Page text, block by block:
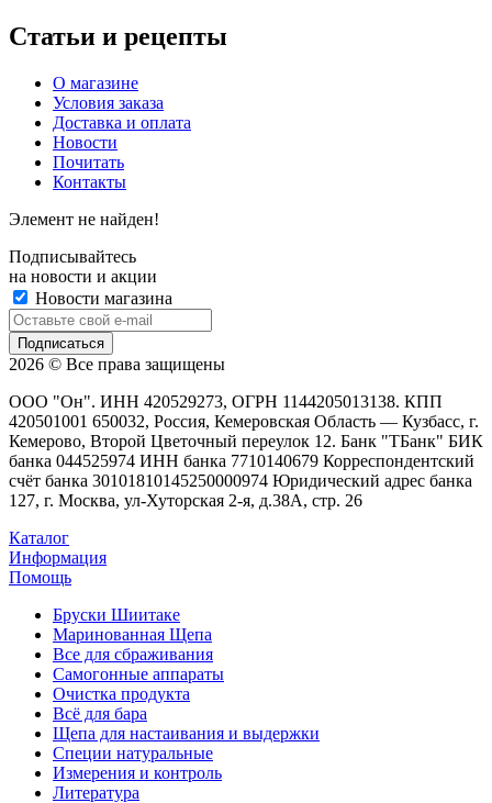
Статьи и рецепты
О магазине
Условия заказа
Доставка и оплата
Новости
Почитать
Контакты
Элемент не найден!
Подписывайтесь
на новости и акции
Новости магазина
2026 © Все права защищены
ООО "Он". ИНН 420529273, ОГРН 1144205013138. КПП
420501001 650032, Россия, Кемеровская Область — Кузбасс, г.
Кемерово, Второй Цветочный переулок 12. Банк "ТБанк" БИК
банка 044525974 ИНН банка 7710140679 Корреспондентский
счёт банка 30101810145250000974 Юридический адрес банка
127, г. Москва, ул-Хуторская 2-я, д.38А, стр. 26
Каталог
Информация
Помощь
Бруски Шиитаке
Маринованная Щепа
Все для сбраживания
Самогонные аппараты
Очистка продукта
Всё для бара
Щепа для настаивания и выдержки
Специи натуральные
Измерения и контроль
Литература